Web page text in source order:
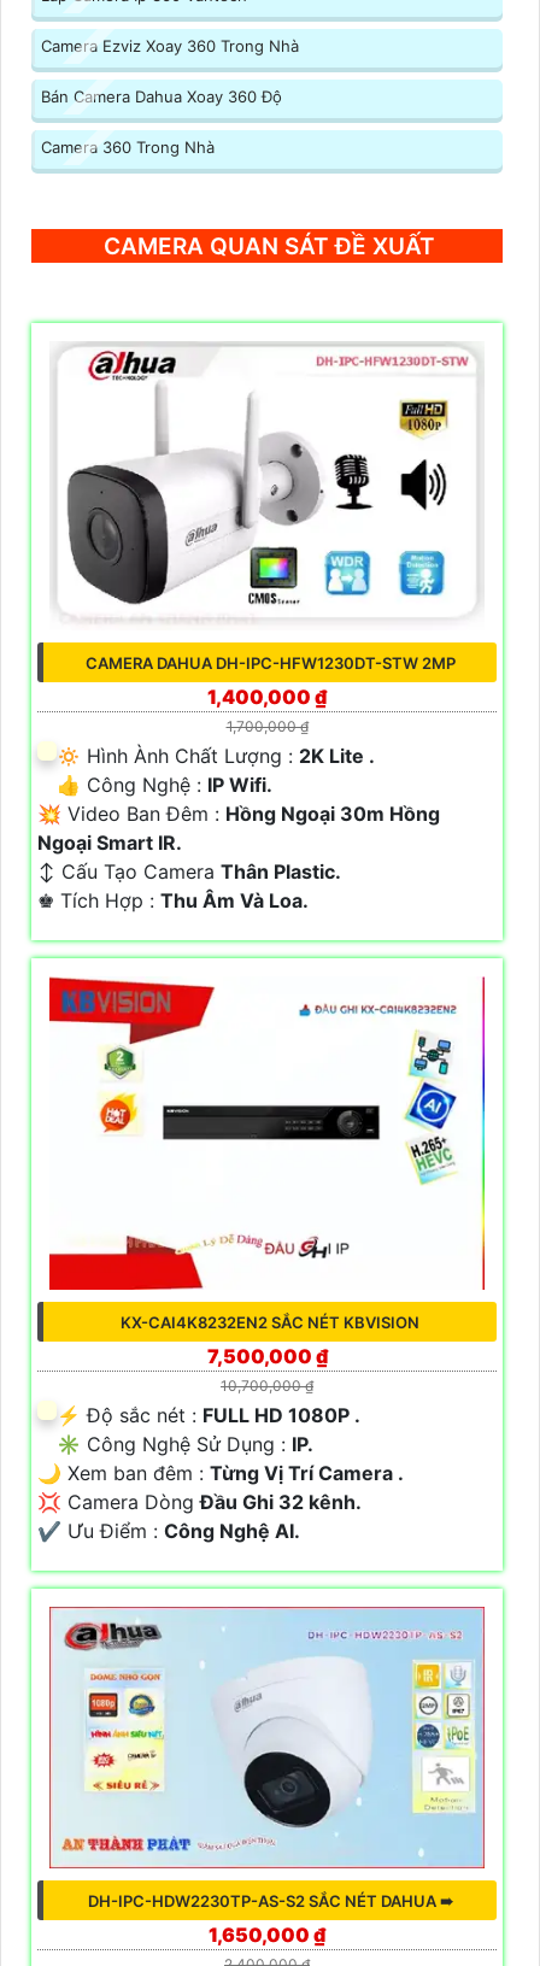
Camera Ezviz Xoay 360 Trong Nhà
Bán Camera Dahua Xoay 360 Độ
Camera 360 Trong Nhà
CAMERA QUAN SÁT ĐỀ XUẤT
CAMERA DAHUA DH-IPC-HFW1230DT-STW 2MP
1,400,000 ₫
1,700,000 ₫
🔅 Hình Ành Chất Lượng : 2K Lite .
👍 Công Nghệ : IP Wifi.
💥 Video Ban Đêm : Hồng Ngoại 30m Hồng
Ngoại Smart IR.
↕️ Cấu Tạo Camera Thân Plastic.
️♚ Tích Hợp : Thu Âm Và Loa.
KX-CAI4K8232EN2 SẮC NÉT KBVISION
7,500,000 ₫
10,700,000 ₫
️⚡ Độ sắc nét : FULL HD 1080P .
✳️ Công Nghệ Sử Dụng : IP.
🌙 Xem ban đêm : Từng Vị Trí Camera .
💢 Camera DòngĐầu Ghi 32 kênh.
️✔️ Ưu Điểm : Công Nghệ AI.
DH-IPC-HDW2230TP-AS-S2 SẮC NÉT DAHUA ➠
1,650,000 ₫